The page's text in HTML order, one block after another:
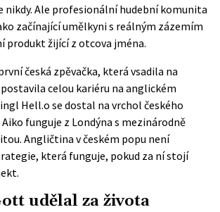
nikdy. Ale profesionální hudební komunita
začínající umělkyni s reálným zázemím
produkt žijící z otcova jména.
česká zpěvačka, která vsadila na
celou kariéru na anglickém
Hell.o se dostal na vrchol českého
funguje z Londýna s mezinárodně
Angličtina v českém popu není
která funguje, pokud za ní stojí
udělal za života